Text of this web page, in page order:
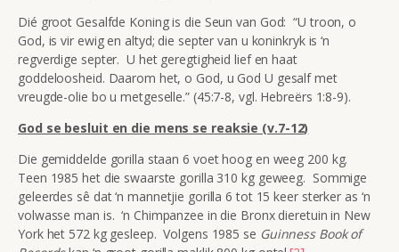
Dié groot Gesalfde Koning is die Seun van God: “U troon, o
God, is vir ewig en altyd; die septer van u koninkryk is ‘n
regverdige septer. U het geregtigheid lief en haat
goddeloosheid. Daarom het, o God, u God U gesalf met
vreugde-olie bo u metgeselle.” (45:7-8, vgl. Hebreërs 1:8-9).
God se besluit en die mens se reaksie (v.7-12)
Die gemiddelde gorilla staan 6 voet hoog en weeg 200 kg.
Teen 1985 het die swaarste gorilla 310 kg geweeg. Sommige
geleerdes sê dat ‘n mannetjie gorilla 6 tot 15 keer sterker as ‘n
volwasse man is. ‘n Chimpanzee in die Bronx dieretuin in New
York het 572 kg gesleep. Volgens 1985 se Guinness Book of